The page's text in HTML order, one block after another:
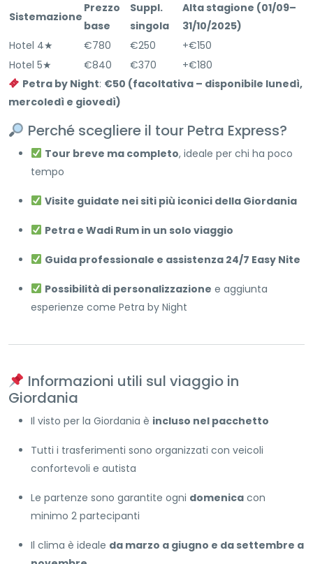
Sistemazione
Prezzo
base
Suppl.
singola
Alta stagione (01/09–
31/10/2025)
Hotel 4★
€780 €250
+€150
Hotel 5★
€840 €370
+€180
Petra by Night: €50 (facoltativa – disponibile lunedì,
mercoledì e giovedì)
Perché scegliere il tour Petra Express?
Tour breve ma completo, ideale per chi ha poco
tempo
Visite guidate nei siti più iconici della Giordania
Petra e Wadi Rum in un solo viaggio
Guida professionale e assistenza 24/7 Easy Nite
Possibilità di personalizzazione e aggiunta
esperienze come Petra by Night
Informazioni utili sul viaggio in
Giordania
Il visto per la Giordania è incluso nel pacchetto
Tutti i trasferimenti sono organizzati con veicoli
confortevoli e autista
Le partenze sono garantite ogni domenica con
minimo 2 partecipanti
Il clima è ideale da marzo a giugno e da settembre a